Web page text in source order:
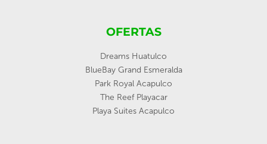
OFERTAS
Dreams Huatulco
BlueBay Grand Esmeralda
Park Royal Acapulco
The Reef Playacar
Playa Suites Acapulco